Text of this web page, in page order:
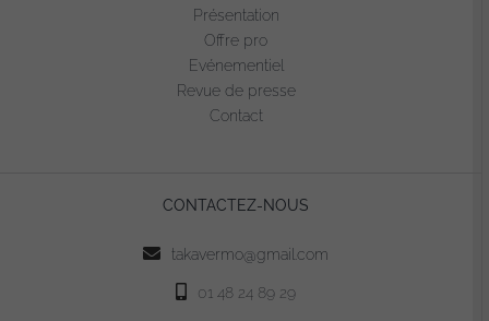
Présentation
Offre pro
Evénementiel
Revue de presse
Contact
CONTACTEZ-NOUS
takavermo@gmail.com
01 48 24 89 29